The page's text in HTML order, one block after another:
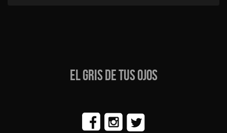
EL GRIS DE TUS OJOS